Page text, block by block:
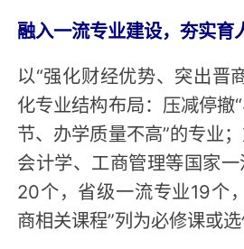
融入一流专业建设，夯实育
以“强化财经优势、突出晋
化专业结构布局：压减停撤
节、办学质量不高”的专业
会计学、工商管理等国家
20个，省级一流专业19个
商相关课程”列为必修课或选